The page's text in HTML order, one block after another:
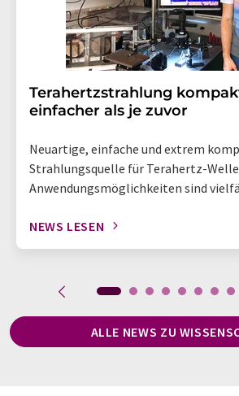
Terahertzstrahlung
einfacher als je zuvor
Neuartige, einfache und extrem
Strahlungsquelle für Terahertz-
Anwendungsmöglichkeiten sind
NEWS LESEN
ALLE NEWS ZU